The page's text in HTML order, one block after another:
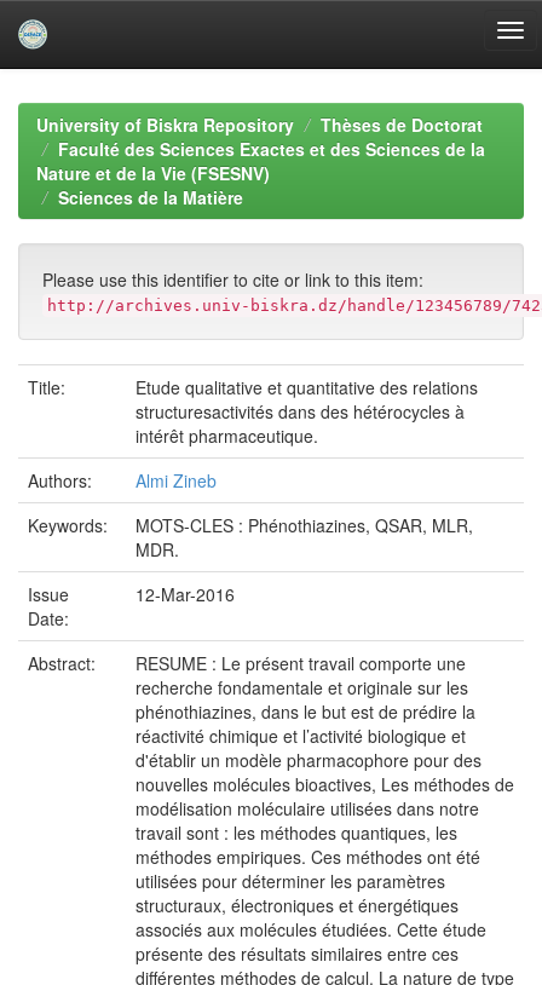
navigationUniversity of Biskra Repository
Thèses de Doctorat
Faculté des Sciences Exactes et des Sciences de la
Nature et de la Vie (FSESNV)
Sciences de la Matière
Please use this identifier to cite or link to this item:
http://archives.univ-biskra.dz/handle/123456789/
Title:
Etude qualitative et quantitative des relations
structuresactivités dans des hétérocycles à
intérêt pharmaceutique.
Authors:
Almi Zineb
Keywords:
MOTS-CLES : Phénothiazines, QSAR, MLR,
MDR.
Issue
Date:
12-Mar-2016
Abstract:
RESUME : Le présent travail comporte une
recherche fondamentale et originale sur les
phénothiazines, dans le but est de prédire la
réactivité chimique et l’activité biologique et
d'établir un modèle pharmacophore pour des
nouvelles molécules bioactives, Les méthodes de
modélisation moléculaire utilisées dans notre
travail sont : les méthodes quantiques, les
méthodes empiriques. Ces méthodes ont été
utilisées pour déterminer les paramètres
structuraux, électroniques et énergétiques
associés aux molécules étudiées. Cette étude
présente des résultats similaires entre ces
différentes méthodes de calcul. La nature de type